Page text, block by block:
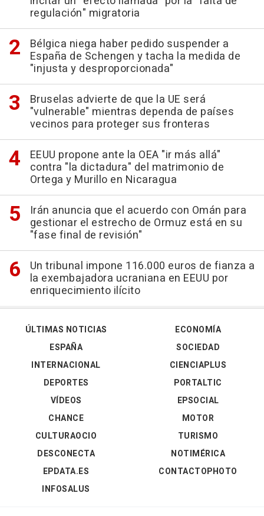
regulación" migratoria
Bélgica niega haber pedido suspender a
España de Schengen y tacha la medida de
"injusta y desproporcionada"
Bruselas advierte de que la UE será
"vulnerable" mientras dependa de países
vecinos para proteger sus fronteras
EEUU propone ante la OEA "ir más allá"
contra "la dictadura" del matrimonio de
Ortega y Murillo en Nicaragua
Irán anuncia que el acuerdo con Omán para
gestionar el estrecho de Ormuz está en su
"fase final de revisión"
Un tribunal impone 116.000 euros de fianza a
la exembajadora ucraniana en EEUU por
enriquecimiento ilícito
ÚLTIMAS NOTICIAS
ESPAÑA
INTERNACIONAL
DEPORTES
VÍDEOS
ECONOMÍA
SOCIEDAD
CIENCIAPLUS
PORTALTIC
EPSOCIAL
CHANCE
CULTURAOCIO
DESCONECTA
EPDATA.ES
INFOSALUS
MOTOR
TURISMO
NOTIMÉRICA
CONTACTOPHOTO